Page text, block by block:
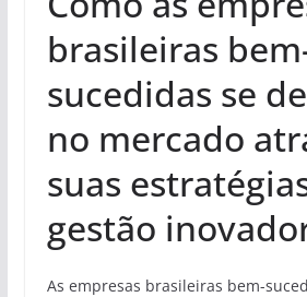
brasileiras
sucedidas se
no mercado
suas
gestão
As empresas brasileiras bem-